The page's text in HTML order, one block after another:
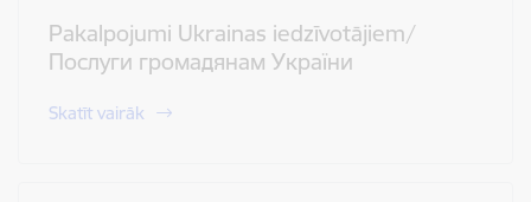
Pakalpojumi Ukrainas iedzīvotājiem/
Послуги громадянам України
Skatīt vairāk